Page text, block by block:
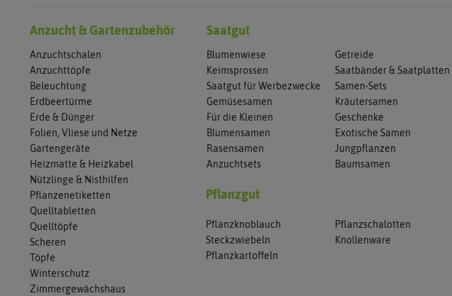
Anzucht & Gartenzubehör
Anzuchtschalen
Anzuchttöpfe
Beleuchtung
Erdbeertürme
Erde & Dünger
Folien, Vliese und Netze
Gartengeräte
Heizmatte & Heizkabel
Nützlinge & Nisthilfen
Pflanzenetiketten
Quelltabletten
Quelltöpfe
Scheren
Töpfe
Winterschutz
Zimmergewächshaus
Saatgut
Blumenwiese
Getreide
Keimsprossen
Saatbänder & Saatplatten
Saatgut für Werbezwecke
Samen-Sets
Gemüsesamen
Kräutersamen
Für die Kleinen
Geschenke
Blumensamen
Exotische Samen
Rasensamen
Jungpflanzen
Anzuchtsets
Baumsamen
Pflanzgut
Pflanzknoblauch
Pflanzschalotten
Steckzwiebeln
Knollenware
Pflanzkartoffeln